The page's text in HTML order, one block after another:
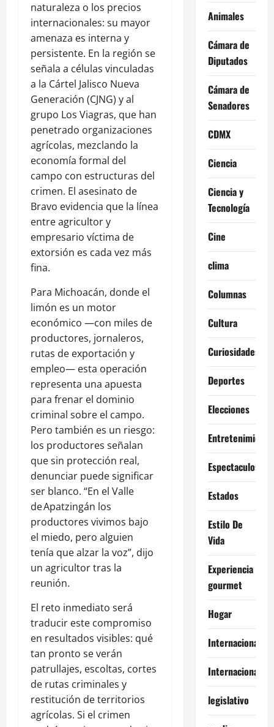
naturaleza o los precios
internacionales: su mayor
amenaza es interna y
persistente. En la región se
señala a células vinculadas
a la Cártel Jalisco Nueva
Generación (CJNG) y al
grupo Los Viagras, que han
penetrado organizaciones
agrícolas, mezclando la
economía formal del
campo con estructuras del
crimen. El asesinato de
Bravo evidencia que la línea
entre agricultor y
empresario víctima de
extorsión es cada vez más
fina.
Para Michoacán, donde el
limón es un motor
económico —con miles de
productores, jornaleros,
rutas de exportación y
empleo— esta operación
representa una apuesta
para frenar el dominio
criminal sobre el campo.
Pero también es un riesgo:
los productores señalan
que sin protección real,
denunciar puede significar
ser blanco. “En el Valle
de Apatzingán los
productores vivimos bajo
el miedo, pero alguien
tenía que alzar la voz”, dijo
un agricultor tras la
reunión.
El reto inmediato será
traducir este compromiso
en resultados visibles: qué
tan pronto se verán
patrullajes, escoltas, cortes
de rutas criminales y
restitución de territorios
agrícolas. Si el crimen
Animales
Cámara de
Diputados
Cámara de
Senadores
CDMX
Ciencia
Ciencia y
Tecnología
Cine
clima
Columnas
Cultura
Curiosidades
Deportes
Elecciones
Entretenimiento
Espectaculos
Estados
Estilo De
Vida
Experiencia
gourmet
Hogar
Internacional
Internacionales
legislativo